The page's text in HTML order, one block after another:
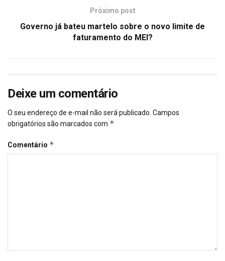
Próximo post
Governo já bateu martelo sobre o novo limite de
faturamento do MEI?
Deixe um comentário
O seu endereço de e-mail não será publicado. Campos
obrigatórios são marcados com *
Comentário *